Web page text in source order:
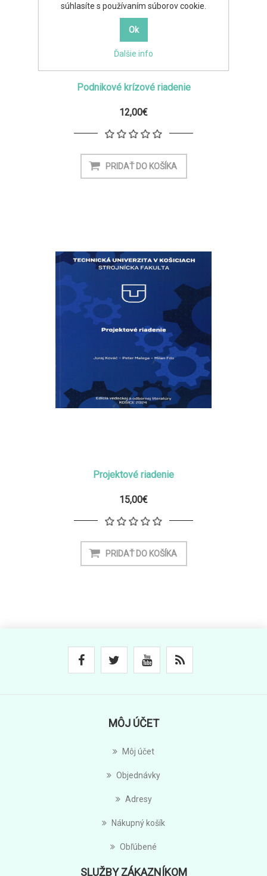
Podnikové krízové riadenie
12,00€
Projektové riadenie
15,00€
MÔJ ÚČET
Môj účet
Objednávky
Adresy
Nákupný košík
Obľúbené
SLUŽBY ZÁKAZNÍKOM
súhlasíte s používaním súborov cookie.
Ďalšie info